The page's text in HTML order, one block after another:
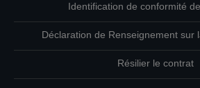
Identification de conformité
Déclaration de Renseignement sur
Résilier le contrat